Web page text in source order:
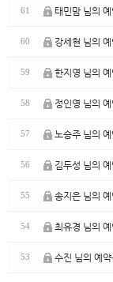
프로필촬영
61 태민맘 님의
60 강세현 님의
59 한지영 님의
58 정인영 님의
57 노승주 님의
56 김두성 님의
55 송지은 님의
54 최유경 님의
53 수진 님의 예